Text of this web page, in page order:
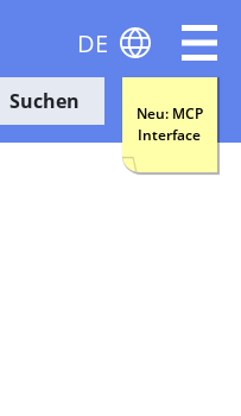
Suchen
Neu: MCP
Interface
DE